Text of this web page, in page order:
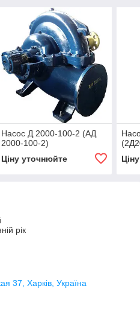
Насос Д 2000-100-2 (АД
2000-100-2)
Ціну уточнюйте
рік
37, Харків, Україна